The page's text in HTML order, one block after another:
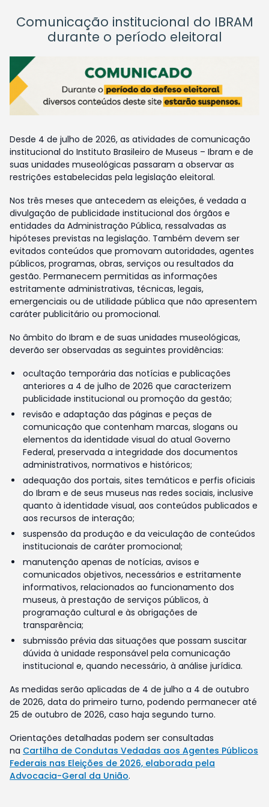
Comunicação institucional do IBRAM
durante o período eleitoral
Desde 4 de julho de 2026, as atividades de comunicação
institucional do Instituto Brasileiro de Museus – Ibram e de
suas unidades museológicas passaram a observar as
restrições estabelecidas pela legislação eleitoral.
Nos três meses que antecedem as eleições, é vedada a
divulgação de publicidade institucional dos órgãos e
entidades da Administração Pública, ressalvadas as
hipóteses previstas na legislação. Também devem ser
evitados conteúdos que promovam autoridades, agentes
públicos, programas, obras, serviços ou resultados da
gestão. Permanecem permitidas as informações
estritamente administrativas, técnicas, legais,
emergenciais ou de utilidade pública que não apresentem
caráter publicitário ou promocional.
No âmbito do Ibram e de suas unidades museológicas,
deverão ser observadas as seguintes providências:
ocultação temporária das notícias e publicações
anteriores a 4 de julho de 2026 que caracterizem
publicidade institucional ou promoção da gestão;
revisão e adaptação das páginas e peças de
comunicação que contenham marcas, slogans ou
elementos da identidade visual do atual Governo
Federal, preservada a integridade dos documentos
administrativos, normativos e históricos;
adequação dos portais, sites temáticos e perfis oficiais
do Ibram e de seus museus nas redes sociais, inclusive
quanto à identidade visual, aos conteúdos publicados e
aos recursos de interação;
suspensão da produção e da veiculação de conteúdos
institucionais de caráter promocional;
manutenção apenas de notícias, avisos e
comunicados objetivos, necessários e estritamente
informativos, relacionados ao funcionamento dos
museus, à prestação de serviços públicos, à
programação cultural e às obrigações de
transparência;
submissão prévia das situações que possam suscitar
dúvida à unidade responsável pela comunicação
institucional e, quando necessário, à análise jurídica.
As medidas serão aplicadas de 4 de julho a 4 de outubro
de 2026, data do primeiro turno, podendo permanecer até
25 de outubro de 2026, caso haja segundo turno.
Orientações detalhadas podem ser consultadas
na Cartilha de Condutas Vedadas aos Agentes Públicos
Federais nas Eleições de 2026, elaborada pela
Advocacia-Geral da União.